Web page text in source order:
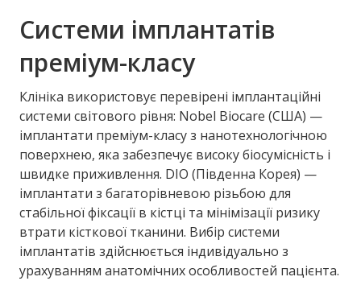
Системи імплантатів
преміум-класу
Клініка використовує перевірені імплантаційні
системи світового рівня: Nobel Biocare (США) —
імплантати преміум-класу з нанотехнологічною
поверхнею, яка забезпечує високу біосумісність і
швидке приживлення. DIO (Південна Корея) —
імплантати з багаторівневою різьбою для
стабільної фіксації в кістці та мінімізації ризику
втрати кісткової тканини. Вибір системи
імплантатів здійснюється індивідуально з
урахуванням анатомічних особливостей пацієнта.